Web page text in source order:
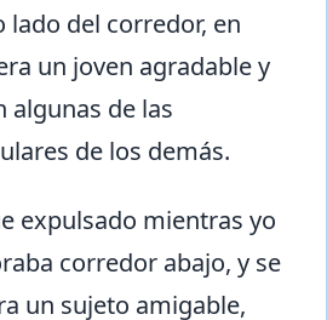
lado del corredor, en
un joven agradable y
algunas de las
de los demás.
expulsado mientras yo
corredor abajo, y se
un sujeto amigable,